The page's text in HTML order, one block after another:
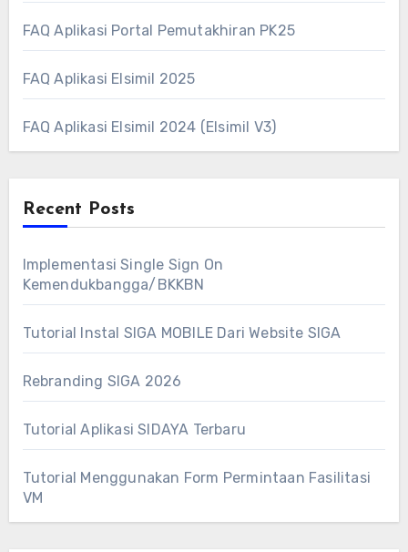
FAQ Aplikasi Portal Pemutakhiran PK25
FAQ Aplikasi Elsimil 2025
FAQ Aplikasi Elsimil 2024 (Elsimil V3)
Recent Posts
Implementasi Single Sign On
Kemendukbangga/BKKBN
Tutorial Instal SIGA MOBILE Dari Website SIGA
Rebranding SIGA 2026
Tutorial Aplikasi SIDAYA Terbaru
Tutorial Menggunakan Form Permintaan Fasilitasi
VM